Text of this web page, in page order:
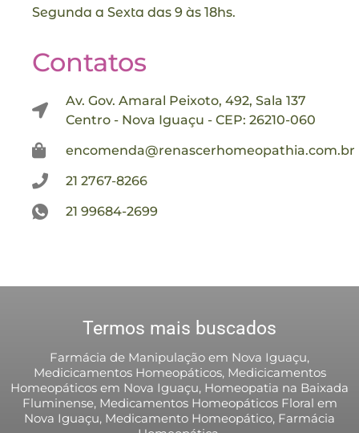
Segunda a Sexta das 9 às 18hs.
Contatos
Av. Gov. Amaral Peixoto, 492, Sala 137
Centro - Nova Iguaçu - CEP: 26210-060
encomenda@renascerhomeopathia.com.br
21 2767-8266
21 99684-2699
Termos mais buscados
Farmácia de Manipulação em Nova Iguaçu,
Medicicamentos Homeopáticos, Medicicamentos
Homeopáticos em Nova Iguaçu, Homeopatia na Baixada
Fluminense, Medicamentos Homeopáticos Floral em
Nova Iguaçu, Medicamento Homeopático, Farmácia